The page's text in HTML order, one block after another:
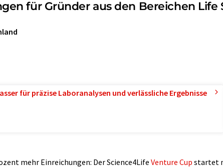
für Gründer aus den Bereichen Life
für präzise Laboranalysen und verlässliche Ergebnisse
mehr Einreichungen: Der Science4Life Venture Cup startet